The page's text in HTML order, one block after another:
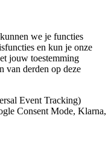
we je functies
en kun je onze
jouw toestemming
van derden op deze
Event Tracking)
Consent Mode, Klarna,